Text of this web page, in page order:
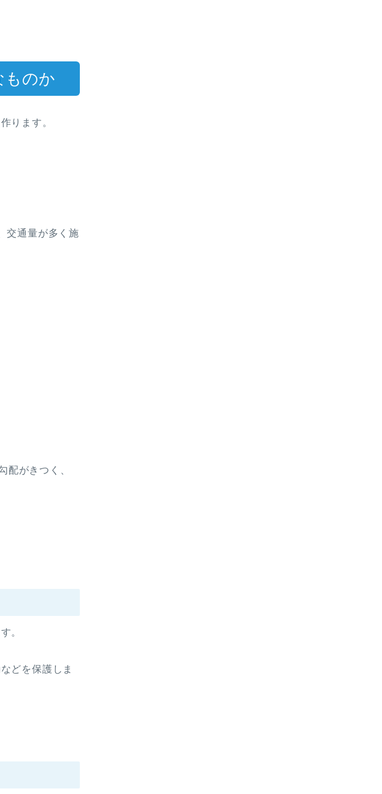
ものか
ります。
交通量が多く施
配がきつく、
。
どを保護しま